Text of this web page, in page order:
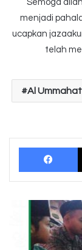
Semoga
menjadi
ucapkan
telah
Al
Ramadhan